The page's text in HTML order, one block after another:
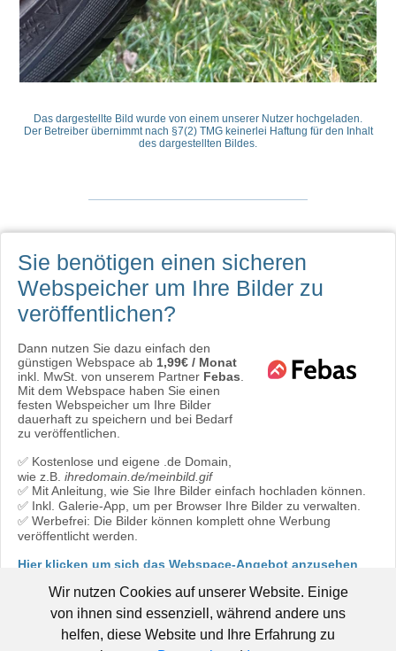
Wir nutzen Cookies auf unserer Website. Einige
von ihnen sind essenziell, während andere uns
helfen, diese Website und Ihre Erfahrung zu
Das dargestellte Bild wurde von einem unserer Nutzer hochgeladen.
Der Betreiber übernimmt nach §7(2) TMG keinerlei Haftung für den Inhalt
des dargestellten Bildes.
Sie benötigen einen sicheren
Webspeicher um Ihre Bilder zu
veröffentlichen?
Dann nutzen Sie dazu einfach den
günstigen Webspace ab 1,99€ / Monat
inkl. MwSt. von unserem Partner Febas
Mit dem Webspace haben Sie einen
festen Webspeicher um Ihre Bilder
dauerhaft zu speichern und bei Bedarf
zu veröffentlichen.
✅ Kostenlose und eigene .de Domain,
wie z.B. ihredomain.de/meinbild.gif
✅ Mit Anleitung, wie Sie Ihre Bilder einfach hochladen können.
✅ Inkl. Galerie-App, um per Browser Ihre Bilder zu verwalten.
✅ Werbefrei: Die Bilder können komplett ohne Werbung
veröffentlicht werden.
Hier klicken um sich das Webspace-Angebot anzusehen